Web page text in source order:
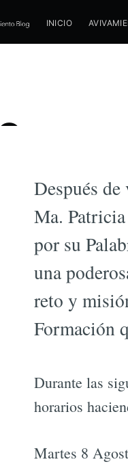
INICIO
Después
Ma.
por su
una
reto y
Formación
Durante las
horarios
Martes 8